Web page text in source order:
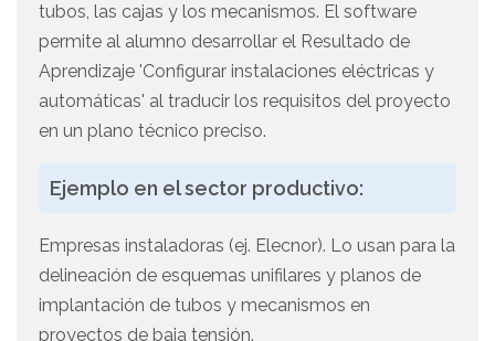
tubos, las cajas y los mecanismos. El software
permite al alumno desarrollar el Resultado de
Aprendizaje 'Configurar instalaciones eléctricas y
automáticas' al traducir los requisitos del proyecto
en un plano técnico preciso.
Ejemplo en el sector productivo:
Empresas instaladoras (ej. Elecnor). Lo usan para la
delineación de esquemas unifilares y planos de
implantación de tubos y mecanismos en
proyectos de baja tensión.